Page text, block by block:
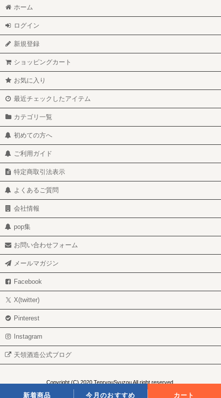
新着商品 今月のおすすめ カート
ホーム
ログイン
新規登録
ショッピングカート
お気に入り
最近チェックしたアイテム
カテゴリ一覧
初めての方へ
ご利用ガイド
特定商取引法表示
よくあるご質問
会社情報
pop集
お問い合わせフォーム
メールマガジン
Facebook
X(twitter)
Pinterest
Instagram
天領酒造公式ブログ
Copyright (C) 2020 TenryouSyuzou All right reserved.
このホームページの内容の著作権は、天領酒造株式会社に帰属します。
無断での複製、引用または転載等は禁じます。